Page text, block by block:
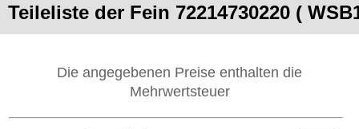
Teileliste der Fein 72214730220 (
Die angegebenen Preise enthalten die
Mehrwertsteuer